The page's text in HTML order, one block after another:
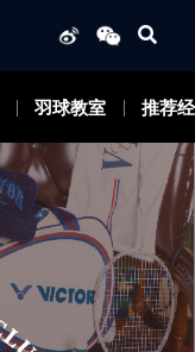
羽球教室 推荐